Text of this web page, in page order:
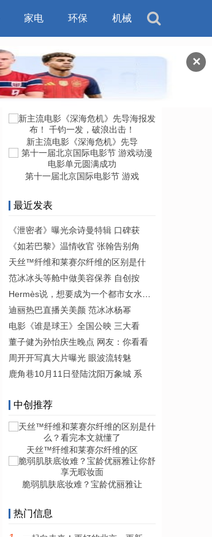
✕
家电 环保 机械
新主流电影《深海危机》先导
第十一届北京国际电影节 游戏
最近发表
《泄密者》曝光佘诗曼特辑 口碑获
《如若巴黎》温情收官 张翰告别角
天丝™纤维和莱赛尔纤维的区别是什
范冰冰头等舱中做美容保养 自创按
迪丽热巴直播关美颜 范冰冰杨幂
电影《谁是球王》全国公映 三大看
董子健为孙怡庆生晚点 网友：你看看
周开开写真大片曝光 眼波流转魅
鹿角巷10月11日登陆沈阳万象城 系
中创推荐
天丝™纤维和莱赛尔纤维的区
脆弱肌肤底妆难？宝龄优丽雅让
热门信息